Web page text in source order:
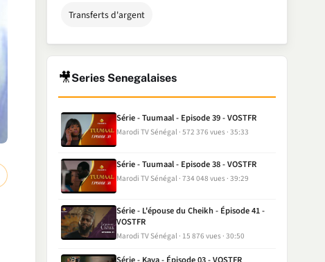
Transferts d'argent
🎥Series Senegalaises
Série - Tuumaal - Episode 39 - VOSTFR
Marodi TV Sénégal 572 376 vues 35:33
Série - Tuumaal - Episode 38 - VOSTFR
Marodi TV Sénégal 734 048 vues 39:29
Série - L'épouse du Cheikh - Épisode 41 -
VOSTFR
Marodi TV Sénégal 15 876 vues 30:50